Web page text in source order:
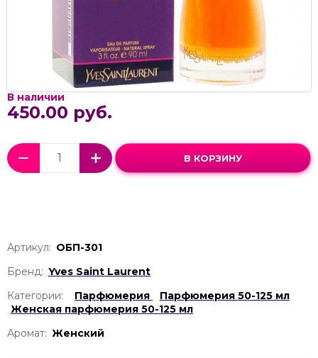
В наличии
450.00 руб.
В КОРЗИНУ
Артикул: ОБП-301
Бренд: Yves Saint Laurent
Категории:
Парфюмерия
Парфюмерия 50-125 мл
Женская парфюмерия 50-125 мл
Аромат: Женский